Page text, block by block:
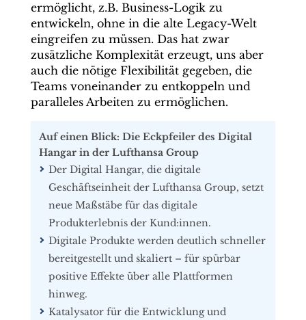
ermöglicht, z.B. Business-Logik zu
entwickeln, ohne in die alte Legacy-Welt
eingreifen zu müssen. Das hat zwar
zusätzliche Komplexität erzeugt, uns aber
auch die nötige Flexibilität gegeben, die
Teams voneinander zu entkoppeln und
paralleles Arbeiten zu ermöglichen.
Auf einen Blick: Die Eckpfeiler des Digital
Hangar in der Lufthansa Group
Der Digital Hangar, die digitale
Geschäftseinheit der Lufthansa Group, setzt
neue Maßstäbe für das digitale
Produkterlebnis der Kund:innen.
Digitale Produkte werden deutlich schneller
bereitgestellt und skaliert – für spürbar
positive Effekte über alle Plattformen
hinweg.
Katalysator für die Entwicklung und